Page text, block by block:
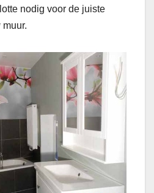
nodig voor de juiste